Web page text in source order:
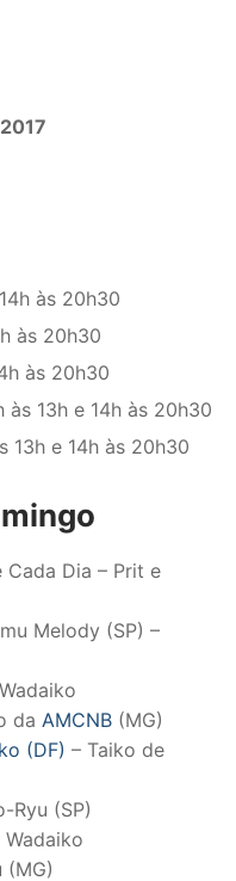
às 20h30
às 20h30
às 20h30
às 13h e 14h às 20h30
13h e 14h às 20h30
Cada Dia – Prit e
Melody (SP) –
da AMCNB (MG)
(DF) – Taiko de
Ryu (SP)
Wadaiko
(MG)